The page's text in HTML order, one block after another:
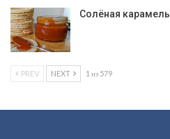
Солёная карамель
PREV NEXT 1 из 579